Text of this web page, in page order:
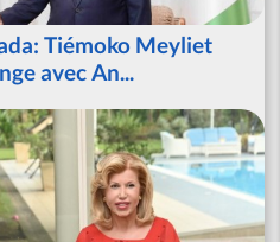
Tiémoko Meyliet
avec An...